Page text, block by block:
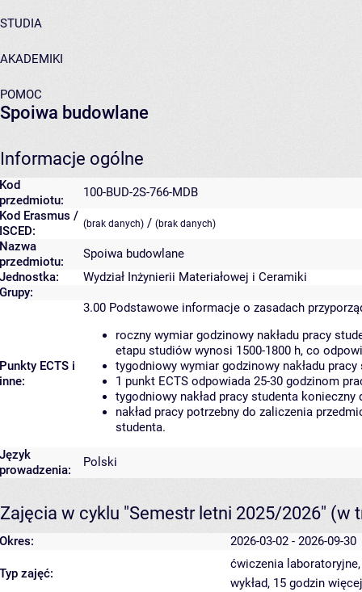
STUDIA
AKADEMIKI
POMOC
Spoiwa budowlane
Informacje ogólne
Kod
przedmiotu:
100-BUD-2S-766-MDB
Kod Erasmus /
ISCED:
(brak danych) / (brak danych)
Nazwa
przedmiotu:
Spoiwa budowlane
Jednostka:
Wydział Inżynierii Materiałowej i Ceramiki
Grupy:
Punkty ECTS i
inne:
3.00 Podstawowe informacje o zasadach
roczny wymiar godzinowy nakładu pracy
etapu studiów wynosi 1500-1800 h, co
tygodniowy wymiar godzinowy nakładu
1 punkt ECTS odpowiada 25-30 godzinom
tygodniowy nakład pracy studenta
nakład pracy potrzebny do zaliczenia
studenta.
Język
prowadzenia:
Polski
Zajęcia w cyklu "Semestr letni 2025/2026" (w
Okres: 2026-03-02 - 2026-09-30
Typ zajęć:
ćwiczenia
wykład, 15 godzin